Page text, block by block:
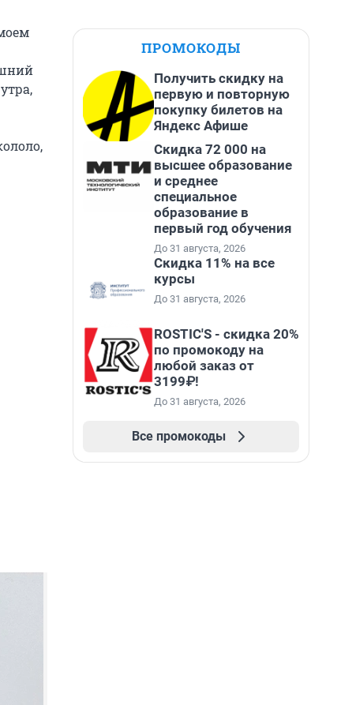
ПРОМОКОДЫ
Получить скидку на
первую и повторную
покупку билетов на
Яндекс Афише
Скидка 72 000 на
высшее образование
и среднее
специальное
образование в
первый год обучения
До 31 августа, 2026
Скидка 11% на все
курсы
До 31 августа, 2026
ROSTIC'S - скидка 20%
по промокоду на
любой заказ от
3199₽!
До 31 августа, 2026
Все промокоды